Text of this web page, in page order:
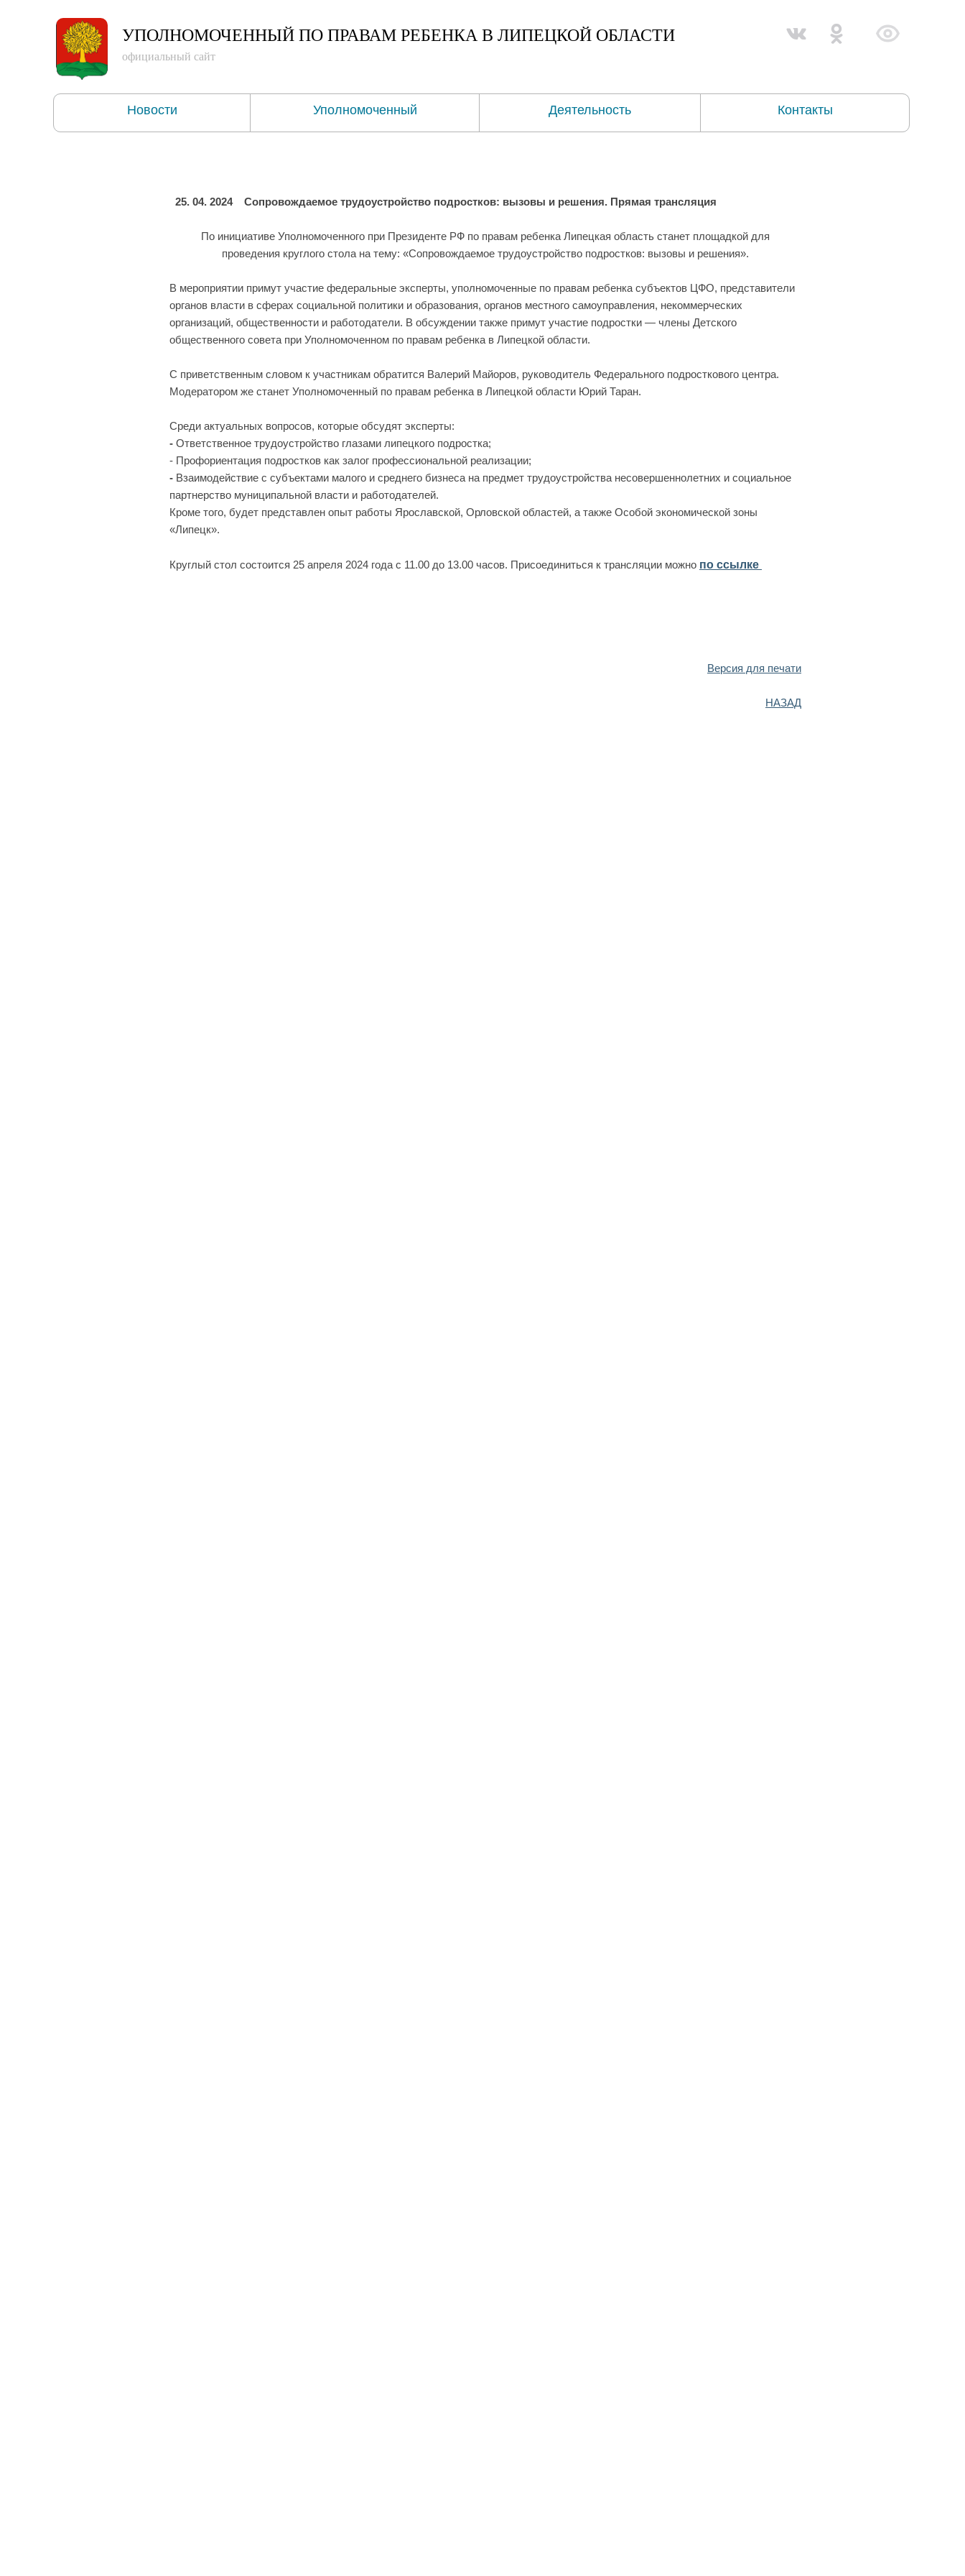
25. 04. 2024 Сопровождаемое трудоустройство подростков: вызовы и решения. Прямая трансляция
По инициативе Уполномоченного при Президенте РФ по правам ребенка Липецкая область станет площадкой для
проведения круглого стола на тему: «Сопровождаемое трудоустройство подростков: вызовы и решения».
В мероприятии примут участие федеральные эксперты, уполномоченные по правам ребенка субъектов ЦФО, представители
органов власти в сферах социальной политики и образования, органов местного самоуправления, некоммерческих
организаций, общественности и работодатели. В обсуждении также примут участие подростки — члены Детского
общественного совета при Уполномоченном по правам ребенка в Липецкой области.
С приветственным словом к участникам обратится Валерий Майоров, руководитель Федерального подросткового центра.
Модератором же станет Уполномоченный по правам ребенка в Липецкой области Юрий Таран.
Среди актуальных вопросов, которые обсудят эксперты:
- Ответственное трудоустройство глазами липецкого подростка;
- Профориентация подростков как залог профессиональной реализации;
- Взаимодействие с субъектами малого и среднего бизнеса на предмет трудоустройства несовершеннолетних и социальное
партнерство муниципальной власти и работодателей.
Кроме того, будет представлен опыт работы Ярославской, Орловской областей, а также Особой экономической зоны
«Липецк».
Круглый стол состоится 25 апреля 2024 года с 11.00 до 13.00 часов. Присоединиться к трансляции можно по ссылке
Версия для печати
НАЗАД
УПОЛНОМОЧЕННЫЙ ПО ПРАВАМ РЕБЕНКА В ЛИПЕЦКОЙ ОБЛАСТИ
официальный сайт
Уполномоченный Деятельность Контакты
Новости